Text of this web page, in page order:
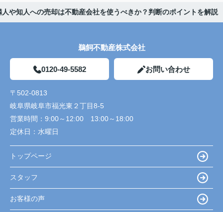
人や知人への売却は不動産会社を使うべきか？判断のポイントを解説
鵜飼不動産株式会社
0120-49-5582 お問い合わせ
〒502-0813
岐阜県岐阜市福光東２丁目8-5
営業時間： 9:00～12:00 13:00～18:00
定休日： 水曜日
トップページ
スタッフ
お客様の声